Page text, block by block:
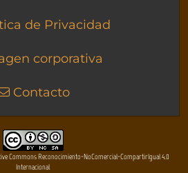
de Privacidad
corporativa
Contacto
Commons Reconocimiento-NoComercial-CompartirIgual 4.0
Internacional